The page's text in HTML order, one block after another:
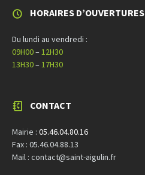
HORAIRES D’OUVERTURES
Du lundi au vendredi :
09H00–12H30
13H30–17H30
CONTACT
Mairie : 05.46.04.80.16
Fax : 05.46.04.88.13
Mail : contact@saint-aigulin.fr